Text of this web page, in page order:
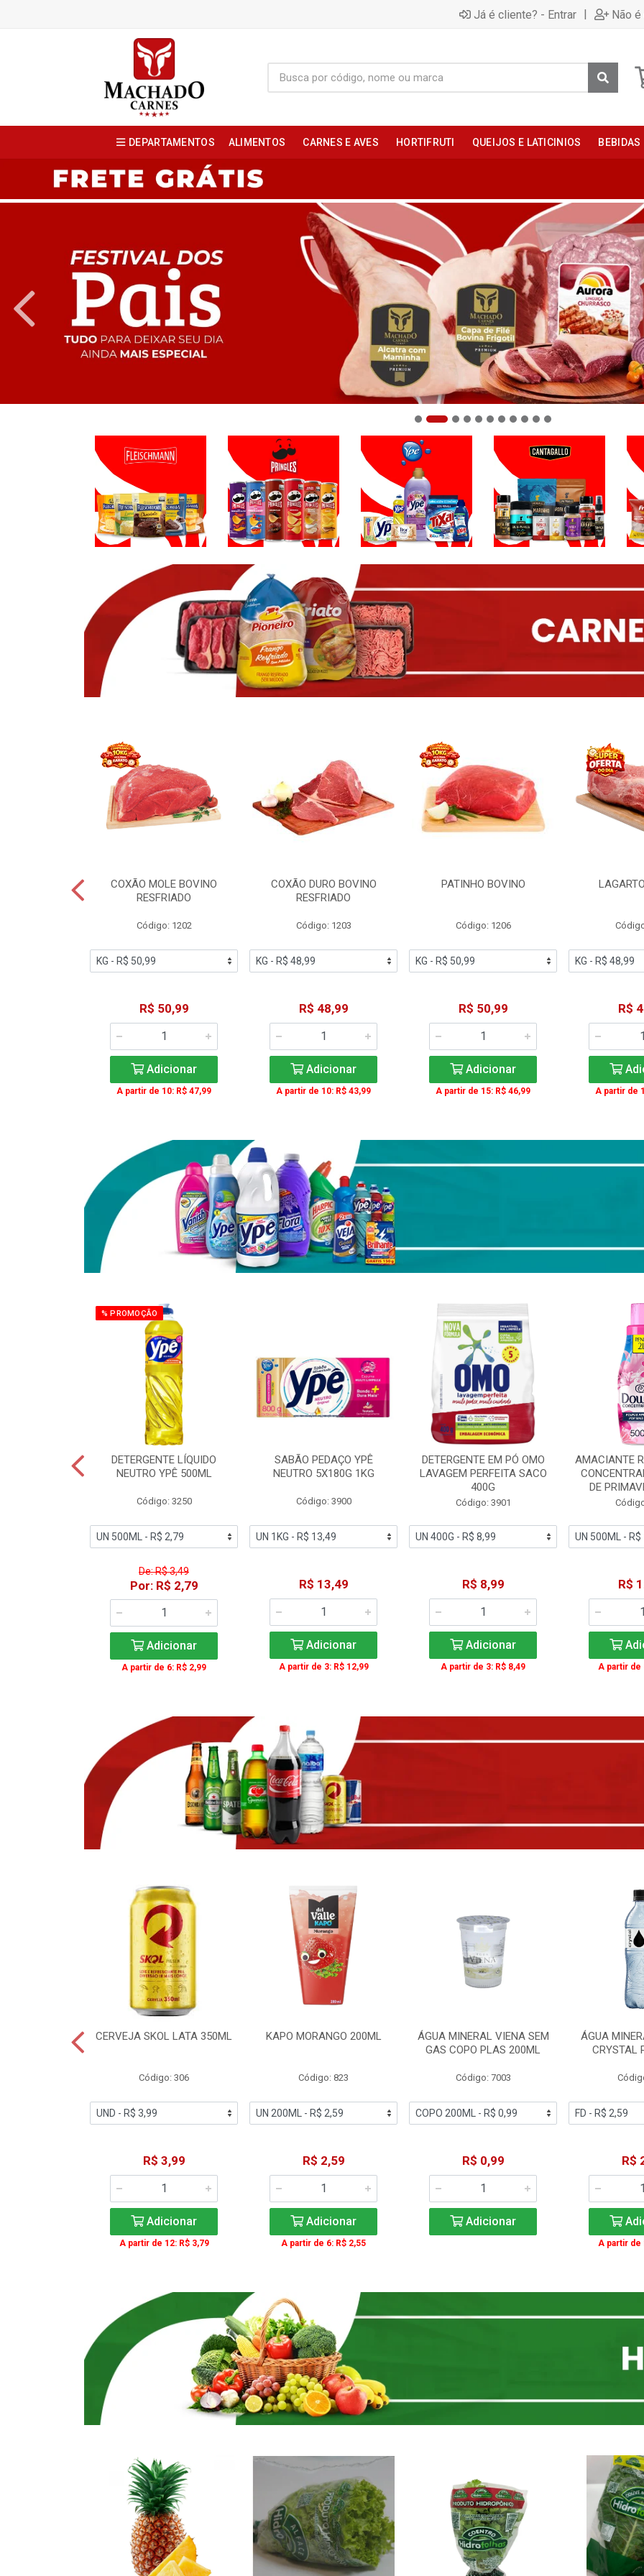
Já é cliente? - Entrar | Não
DEPARTAMENTOS ALIMENTOS CARNES E AVES HORTIFRUTI QUEIJOS E LATICINIOS BEBIDAS
COXÃO MOLE BOVINO
RESFRIADO
Código: 1202
R$ 50,99
Adicionar
A partir de 10: R$ 47,99
COXÃO DURO BOVINO
RESFRIADO
Código: 1203
R$ 48,99
Adicionar
A partir de 10: R$ 43,99
PATINHO BOVINO
Código: 1206
R$ 50,99
Adicionar
A partir de 15: R$ 46,99
R$
A partir de
% PROMOÇÃO
DETERGENTE LÍQUIDO
NEUTRO YPÊ 500ML
Código: 3250
De: R$ 3,49
Por: R$ 2,79
Adicionar
A partir de 6: R$ 2,99
SABÃO PEDAÇO YPÊ
NEUTRO 5X180G 1KG
Código: 3900
R$ 13,49
Adicionar
A partir de 3: R$ 12,99
DETERGENTE EM PÓ OMO
LAVAGEM PERFEITA SACO
400G
Código: 3901
R$ 8,99
Adicionar
A partir de 3: R$ 8,49
AMACIANTE
DE
R$
A partir de
CERVEJA SKOL LATA 350ML
Código: 306
R$ 3,99
Adicionar
A partir de 12: R$ 3,79
KAPO MORANGO 200ML
Código: 823
R$ 2,59
Adicionar
A partir de 6: R$ 2,55
ÁGUA MINERAL VIENA SEM
GAS COPO PLAS 200ML
Código: 7003
R$ 0,99
Adicionar
ÁGUA
CRYSTAL
R$
A partir de